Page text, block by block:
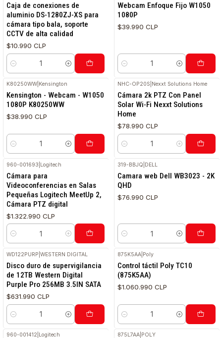
Caja de conexiones de
aluminio DS-1280ZJ-XS para
cámara tipo bala, soporte
CCTV de alta calidad
$10.990 CLP
Cantidad
Webcam Enfoque Fijo W1050
1080P
$39.990 CLP
Cantidad
K80250WW Kensington
Kensington - Webcam - W1050
1080P K80250WW
$38.990 CLP
Cantidad
NHC-OP20S Nexxt Solutions Home
Cámara 2k PTZ Con Panel
Solar Wi-Fi Nexxt Solutions
Home
$78.990 CLP
Cantidad
960-001693 Logitech
Cámara para
Videoconferencias en Salas
Pequeñas Logitech MeetUp 2,
Cámara PTZ digital
$1.322.990 CLP
Cantidad
319-BBJQ DELL
Camara web Dell WB3023 - 2K
QHD
$76.990 CLP
Cantidad
WD122PURP |WESTERN DIGITAL
Disco duro de supervigilancia
de 12TB Western Digital
Purple Pro 256MB 3.5IN SATA
$631.990 CLP
Cantidad
875K5AA Poly
Control táctil Poly TC10
(875K5AA)
$1.060.990 CLP
Cantidad
960-001412 Logitech 875L7AA POLY